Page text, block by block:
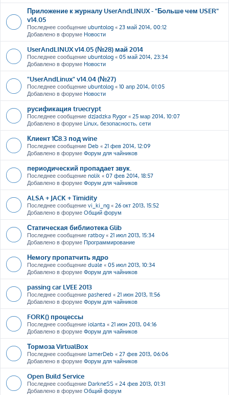
Приложение к журналу UserAndLINUX - "Больше чем USER"
v14.05
Последнее сообщение ubuntolog « 23 май 2014, 00:12
Добавлено в форуме Новости
UserAndLINUX v14.05 (№28) май 2014
Последнее сообщение ubuntolog « 05 май 2014, 23:34
Добавлено в форуме Новости
"UserAndLinux" v14.04 (№27)
Последнее сообщение ubuntolog « 10 апр 2014, 01:05
Добавлено в форуме Новости
русификация truecrypt
Последнее сообщение dzJadzka Rygor « 25 мар 2014, 10:07
Добавлено в форуме Linux, безопасность, сети
Клиент 1С8.3 под wine
Последнее сообщение Deb « 21 фев 2014, 12:09
Добавлено в форуме Форум для чайников
периодический пропадает звук.
Последнее сообщение nolik « 07 фев 2014, 18:57
Добавлено в форуме Форум для чайников
ALSA + JACK + Timidity
Последнее сообщение vi_ki_ng « 26 окт 2013, 15:52
Добавлено в форуме Общий форум
Статическая библиотека Glib
Последнее сообщение ratboy« 21 июл 2013, 15:34
Добавлено в форуме Программирование
Немогу пропатчить ядро
Последнее сообщение duale « 05 июл 2013, 10:34
Добавлено в форуме Форум для чайников
passing car LVEE 2013
Последнее сообщение pashered « 21 июн 2013, 11:56
Добавлено в форуме Форум для чайников
FORK() процессы
Последнее сообщение iolanta « 21 июн 2013, 04:16
Добавлено в форуме Форум для чайников
Тормоза VirtualBox
Последнее сообщение lamerDeb « 27 фев 2013, 06:06
Добавлено в форуме Форум для чайников
Open Build Service
Последнее сообщение DarkneSS « 24 фев 2013, 01:31
Добавлено в форуме Общий форум